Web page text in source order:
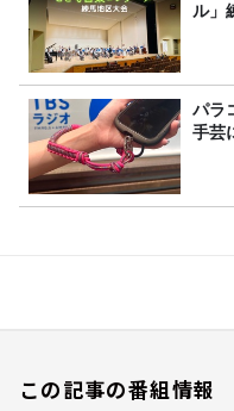
ル」
パラ
手芸
この記事の番組情報